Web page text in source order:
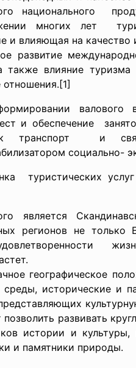
национального
многих лет
и влияющая на
также влияние
валового
и обеспечение
и связь,
социально-
туристических
является
регионов не только
географическое
исторические и
развивать
истории и культуры,
и памятники природы.